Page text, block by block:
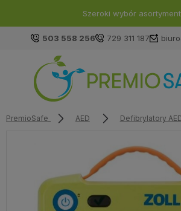
Szeroki wybór
503 558 256 729 311 187
PremioSafe AED Defibrylatory